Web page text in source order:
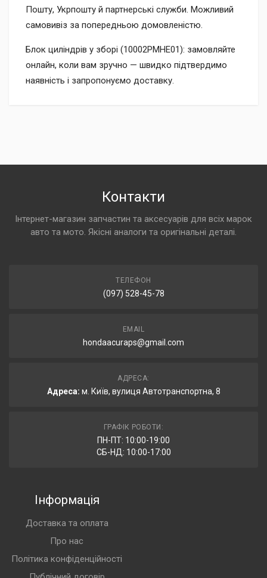
Пошту, Укрпошту й партнерські служби. Можливий
самовивіз за попередньою домовленістю.
Блок циліндрів у зборі (10002PMHE01): замовляйте
онлайн, коли вам зручно — швидко підтвердимо
наявність і запропонуємо доставку.
Контакти
Інтернет-магазин запчастин та аксесуарів для всіх марок
авто та мото. Якісні аналоги та оригінальні деталі.
ТЕЛЕФОН
(097) 528-45-78
EMAIL
hondaacuraps@gmail.com
АДРЕСА:
Адреса: м. Київ, вулиця Автотранспортна, 8
ГРАФІК РОБОТИ:
ПН-ПТ: 10:00-19:00
СБ-НД: 10:00-17:00
Інформація
Доставка та оплата
Про нас
Політика конфіденційності